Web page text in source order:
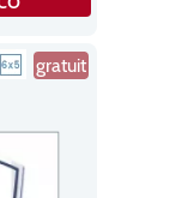
gratuit